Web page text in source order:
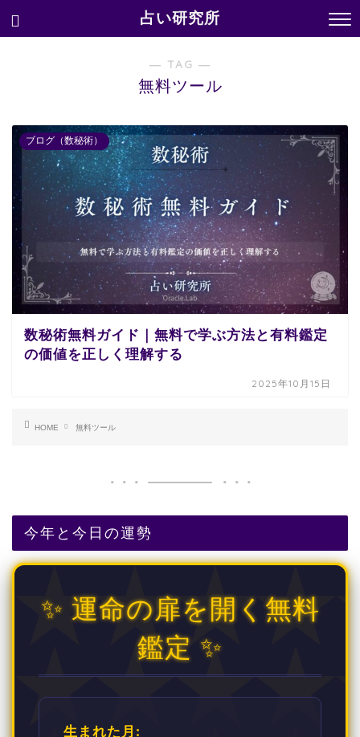
占い研究所
― TAG ―
無料ツール
ブログ（数秘術）
数秘術無料ガイド｜無料で学ぶ方法と有料鑑定
の価値を正しく理解する
2025年10月15日
HOME 無料ツール
今年と今日の運勢
✨ 運命の扉を開く無料
鑑定 ✨
生まれた月: